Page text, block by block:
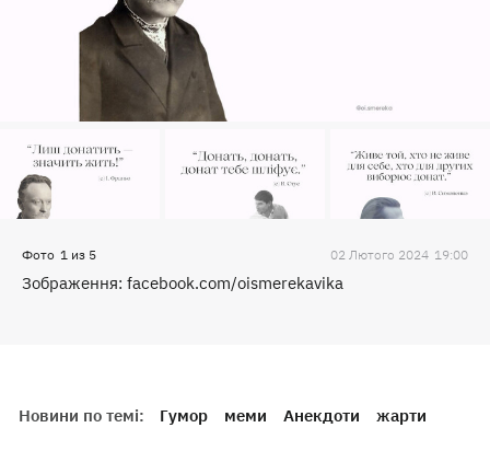
Фото 1 из 5 02 Лютого 2024 19:00
Зображення: facebook.com/oismerekavika
Новини по темі: Гумор меми Анекдоти жарти